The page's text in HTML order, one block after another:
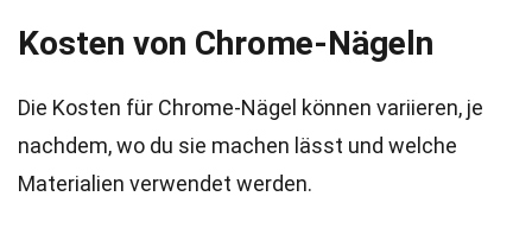
Kosten von Chrome-Nägeln
Die Kosten für Chrome-Nägel können variieren, je
nachdem, wo du sie machen lässt und welche
Materialien verwendet werden.